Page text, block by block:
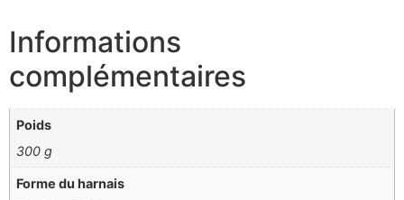
Informations
complémentaires
Poids
300 g
Forme du harnais